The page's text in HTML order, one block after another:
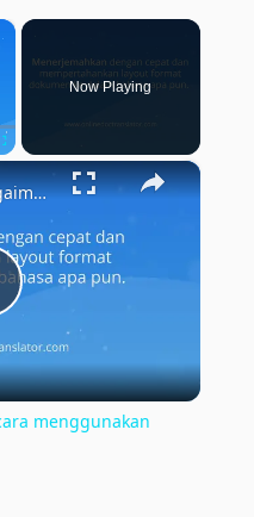
×
Fullscreen
Now Playing
×
Doc Translator: Bagaimana cara menggunakan penerjemah dokumen?
menggunakan